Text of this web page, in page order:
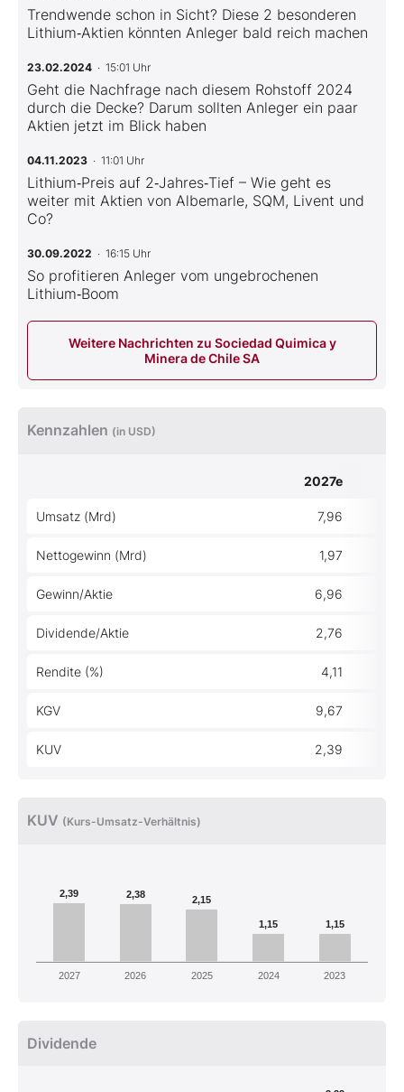
Trendwende schon in Sicht? Diese 2 besonderen
Lithium‑Aktien könnten Anleger bald reich machen
23.02.2024 · 15:01 Uhr
Geht die Nachfrage nach diesem Rohstoff 2024
durch die Decke? Darum sollten Anleger ein paar
Aktien jetzt im Blick haben
04.11.2023 · 11:01 Uhr
Lithium‑Preis auf 2‑Jahres‑Tief – Wie geht es
weiter mit Aktien von Albemarle, SQM, Livent und
Co?
30.09.2022 · 16:15 Uhr
So profitieren Anleger vom ungebrochenen
Lithium‑Boom
Weitere Nachrichten zu Sociedad Quimica y
Minera de Chile SA
Kennzahlen (in USD)
2027e
Umsatz (Mrd) 7,96
Nettogewinn (Mrd) 1,97
Gewinn/Aktie 6,96
Dividende/Aktie 2,76
Rendite (%) 4,11
KGV 9,67
KUV 2,39
KUV (Kurs-Umsatz-Verhältnis)
2,39 2,38 2,15
1,15 1,15
2027 2026 2025 2024 2023
Dividende